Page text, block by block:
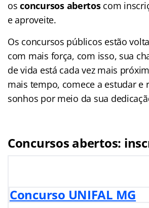
osconcursos abertoscom
e aproveite.
Os concursos públicos estão
com mais força, com isso, sua
de vida está cada vez mais
mais tempo, comece a estudar e
sonhos por meio da sua
Concursos abertos:
Concurso UNIFAL MG